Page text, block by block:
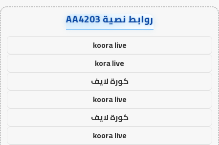
روابط نصية AA4203
koora live
kora live
كورة لايف
koora live
كورة لايف
koora live